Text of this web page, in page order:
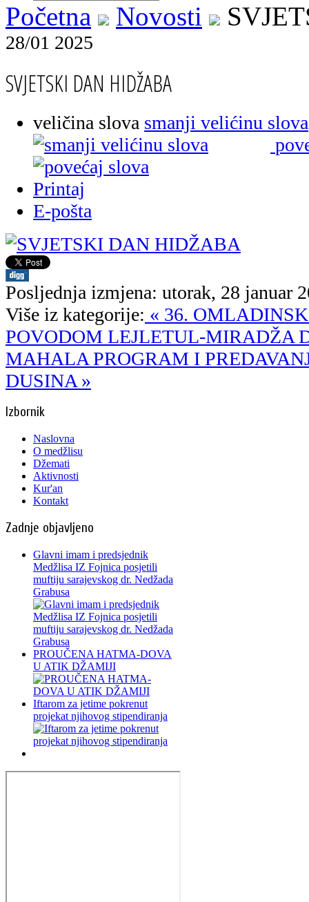
Početna Novosti
28/01 2025
SVJETSKI DAN HIDŽABA
veličina slova smanji velićinu slova
Printaj
E-pošta
Posljednja izmjena: utorak, 28 januar
Više iz kategorije: « 36.
POVODOM LEJLETUL-MIRADŽA
MAHALA PROGRAM I
DUSINA »
Izbornik
Naslovna
O medžlisu
Džemati
Aktivnosti
Kur'an
Kontakt
Zadnje objavljeno
Glavni imam i predsjednik
Medžlisa IZ Fojnica posjetili
muftiju sarajevskog dr. Nedžada
Grabusa
PROUČENA HATMA-DOVA
U ATIK DŽAMIJI
Iftarom za jetime pokrenut
projekat njihovog stipendiranja